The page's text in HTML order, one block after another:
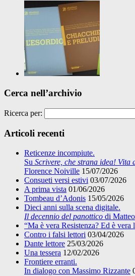
Cerca nell’archivio
Ricerca per:
Articoli recenti
Reticenze incompiute.
Su Scrivere, che strana idea!
Florence Noiville 15/07/2026
Consueti versi estivi 03/07/2026
A prima vista 01/06/2026
Tombeau d’Adonis 15/05/2026
Dieci anni sulla scena digitale.
Il decennio del panottico di
“Ma è vera Resistenza? Ed è vera
Contro i falsi lettori 03/04/2026
Dante lettore 25/03/2026
Una tessera 12/02/2026
Frontiere erranti.
In dialogo con Massimo Rizzante